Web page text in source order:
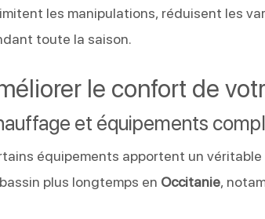
les manipulations, réduisent les
toute la saison.
le confort de
et équipements
équipements apportent un
plus longtemps en Occitanie,